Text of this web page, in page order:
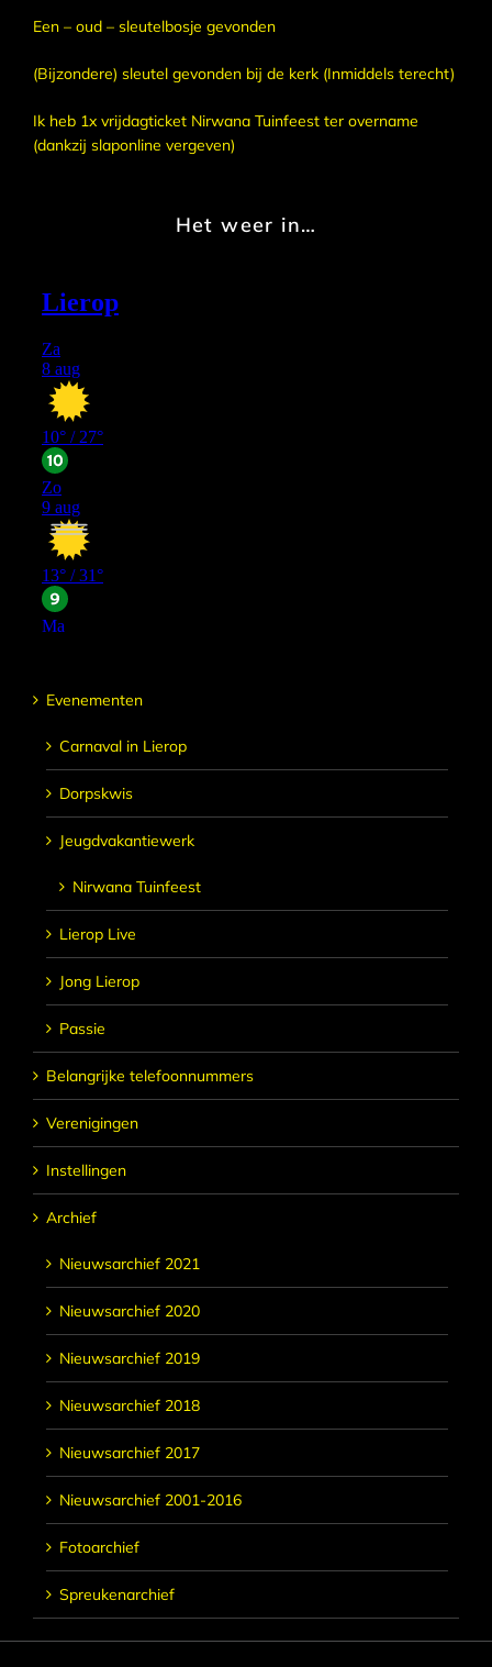
Een – oud – sleutelbosje gevonden
(Bijzondere) sleutel gevonden bij de kerk (Inmiddels terecht)
Ik heb 1x vrijdagticket Nirwana Tuinfeest ter overname
(dankzij slaponline vergeven)
Het weer in…
Evenementen
Carnaval in Lierop
Dorpskwis
Jeugdvakantiewerk
Nirwana Tuinfeest
Lierop Live
Jong Lierop
Passie
Belangrijke telefoonnummers
Verenigingen
Instellingen
Archief
Nieuwsarchief 2021
Nieuwsarchief 2020
Nieuwsarchief 2019
Nieuwsarchief 2018
Nieuwsarchief 2017
Nieuwsarchief 2001-2016
Fotoarchief
Spreukenarchief